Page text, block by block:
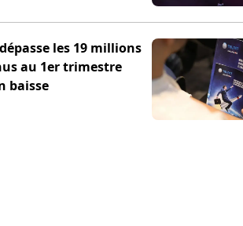
les 19 millions
au 1er trimestre
baisse